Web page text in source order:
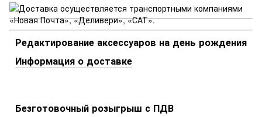
Редактирование аксессуаров на день рождения
Информация о доставке
Безготовочный розыгрыш с ПДВ